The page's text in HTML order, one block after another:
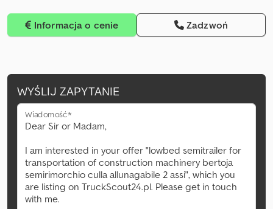
Informacja o cenie Zadzwoń
WYŚLIJ ZAPYTANIE
Wiadomość*